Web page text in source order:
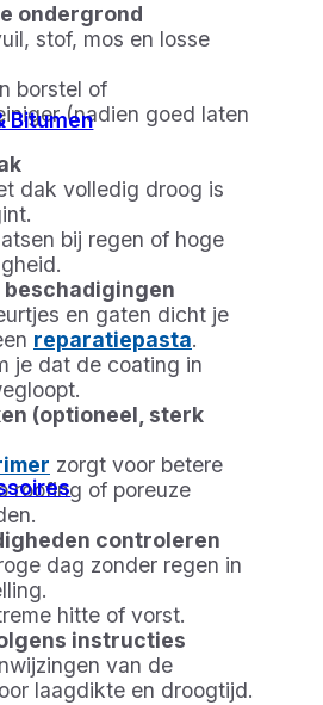
Bitumen
ondergrond
stof, mos en losse
borstel of
(nadien goed laten
dak volledig droog is
bij regen of hoge
en gaten dicht je
reparatiepasta.
je dat de coating in
(optioneel, sterk
zorgt voor betere
roofing of poreuze
controleren
dag zonder regen in
hitte of vorst.
instructies
van de
laagdikte en droogtijd.